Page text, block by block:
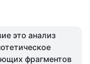
это анализ
фрагментов